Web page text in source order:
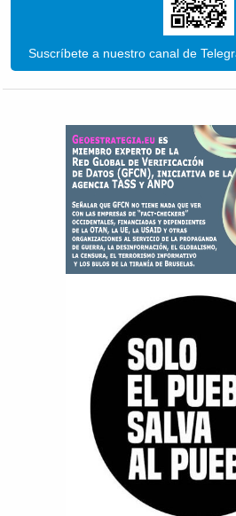
Suscríbete a nuestro canal de